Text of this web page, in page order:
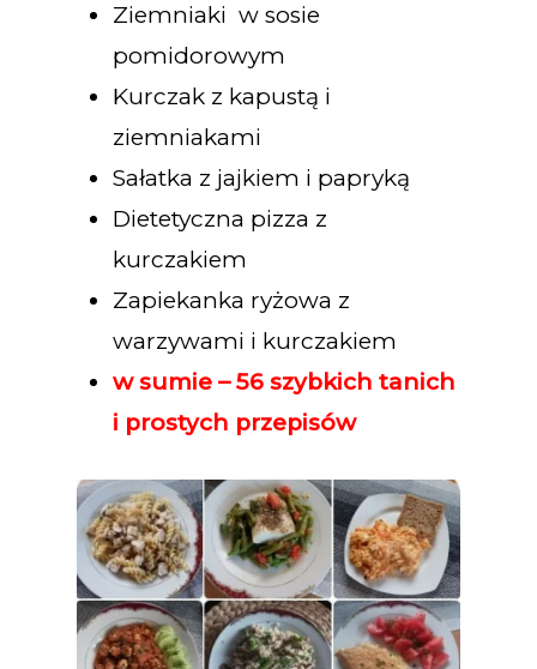
Ziemniaki w sosie
pomidorowym
Kurczak z kapustą i
ziemniakami
Sałatka z jajkiem i papryką
Dietetyczna pizza z
kurczakiem
Zapiekanka ryżowa z
warzywami i kurczakiem
w sumie – 56 szybkich tanich
i prostych przepisów